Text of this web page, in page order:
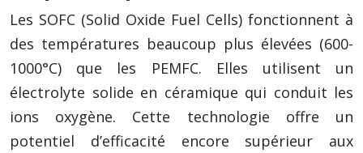
Les SOFC (Solid Oxide Fuel Cells) fonctionnent à
des températures beaucoup plus élevées (600-
1000°C) que les PEMFC. Elles utilisent un
électrolyte solide en céramique qui conduit les
ions oxygène. Cette technologie offre un
potentiel d’efficacité encore supérieur aux